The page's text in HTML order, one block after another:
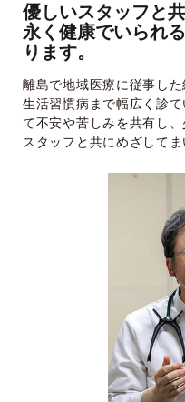
優しいスタッフと
永く健康でいられ
ります。
離島で地域医療に従事し
生活習慣病まで幅広く診
て不安や苦しみを共有し
スタッフと共にめざしてま